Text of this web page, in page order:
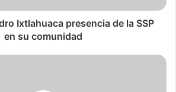
Ixtlahuaca presencia de la SSP
en su comunidad